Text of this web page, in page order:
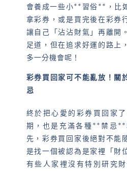
會養成一些小**習俗**，比
拿彩券，或是買完後在彩券
讓自己「沾沾財氣」再離開
足道，但在追求好運的路上
多一分機會呢！
彩券買回家可不能亂放！關
忌
終於把心愛的彩券買回家
期，也是充滿各種**禁忌
先，彩券買回家後絕對不能
是找一個被認為是家裡「財
有些人家裡沒有特別研究